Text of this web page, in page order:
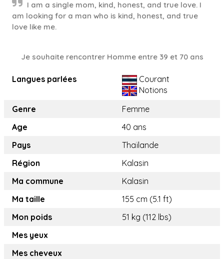
I am a single mom, kind, honest, and true love. I
am looking for a man who is kind, honest, and true
love like me.
Je souhaite rencontrer Homme entre 39 et 70 ans
Langues parlées
Courant
Notions
Genre
Femme
Age
40 ans
Pays
Thaïlande
Région
Kalasin
Ma commune
Kalasin
Ma taille
155 cm (5.1 ft)
Mon poids
51 kg (112 lbs)
Mes yeux
Mes cheveux